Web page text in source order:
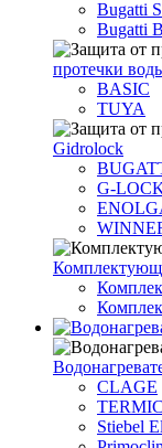
Bugatti
Bugatti
протечки
BASIC
TUYA
Gidrolock
G-
CLAGE
Stiebel